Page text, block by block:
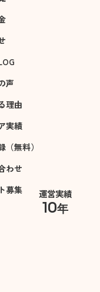
声
理由
実績
（無料）
わせ
募集 運営実績
10年